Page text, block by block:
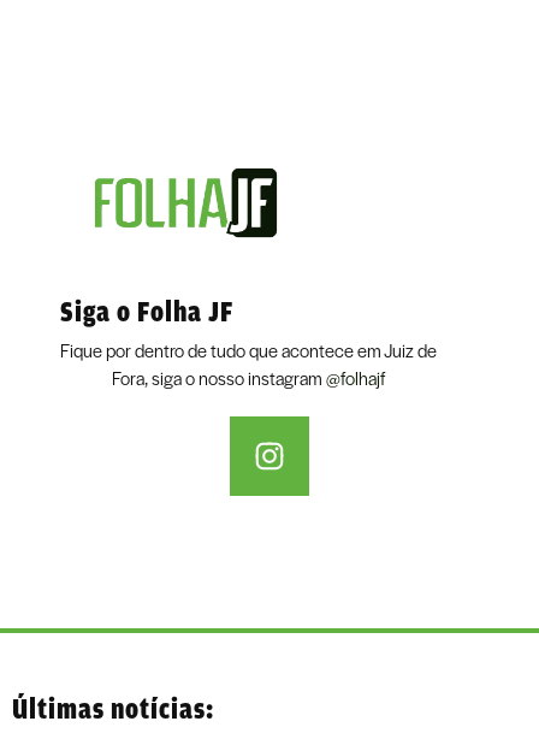
Siga o Folha JF
Fique por dentro de tudo que acontece em Juiz de
Fora, siga o nosso instagram@folhajf
Últimas notícias: